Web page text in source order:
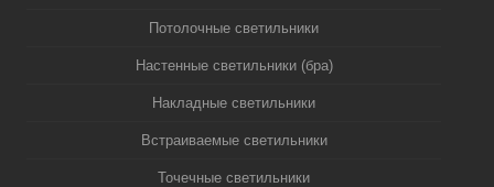
Потолочные светильники
Настенные светильники (бра)
Накладные светильники
Встраиваемые светильники
Точечные светильники